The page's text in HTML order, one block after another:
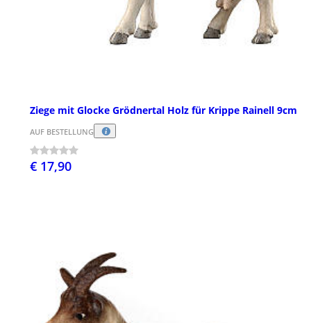
Ziege mit Glocke Grödnertal Holz für Krippe Rainell 9cm
AUF BESTELLUNG
€ 17,90